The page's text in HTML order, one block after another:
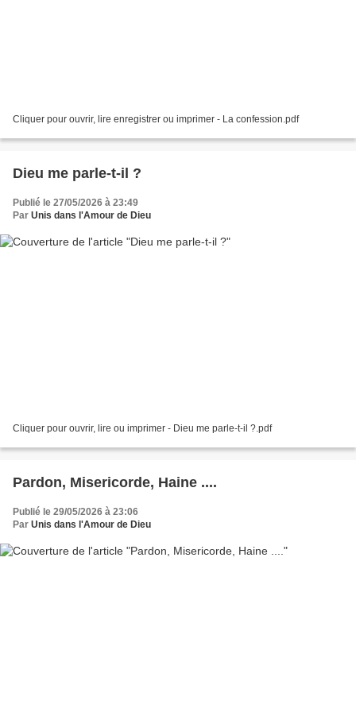
Cliquer pour ouvrir, lire enregistrer ou imprimer - La confession.pdf
Dieu me parle-t-il ?
Publié le 27/05/2026 à 23:49
Par Unis dans l'Amour de Dieu
Cliquer pour ouvrir, lire ou imprimer - Dieu me parle-t-il ?.pdf
Pardon, Misericorde, Haine ....
Publié le 29/05/2026 à 23:06
Par Unis dans l'Amour de Dieu